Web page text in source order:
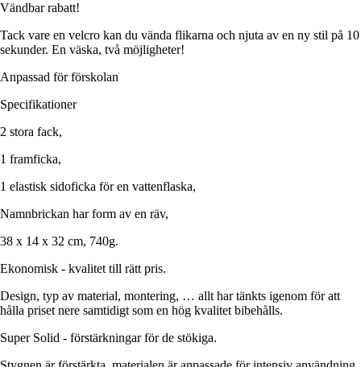
Vändbar rabatt!
Tack vare en velcro kan du vända flikarna och njuta av en ny stil på 10
sekunder. En väska, två möjligheter!
Anpassad för förskolan
Specifikationer
2 stora fack,
1 framficka,
1 elastisk sidoficka för en vattenflaska,
Namnbrickan har form av en räv,
38 x 14 x 32 cm, 740g.
Ekonomisk - kvalitet till rätt pris.
Design, typ av material, montering, … allt har tänkts igenom för att
hålla priset nere samtidigt som en hög kvalitet bibehålls.
Super Solid - förstärkningar för de stökiga.